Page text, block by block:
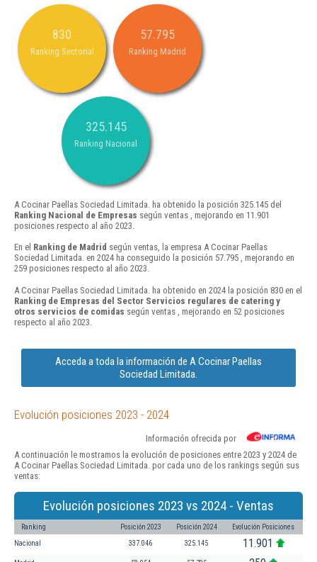
830
Ranking Sectorial
57.795
Ranking Madrid
325.145
Ranking Nacional
A Cocinar Paellas Sociedad Limitada. ha obtenido la posición 325.145 del
Ranking Nacional de Empresas según ventas , mejorando en 11.901
posiciones respecto al año 2023.
En el Ranking de Madrid según ventas, la empresa A Cocinar Paellas
Sociedad Limitada. en 2024 ha conseguido la posición 57.795 , mejorando en
259 posiciones respecto al año 2023.
A Cocinar Paellas Sociedad Limitada. ha obtenido en 2024 la posición 830 en el
Ranking de Empresas del Sector Servicios regulares de catering y
otros servicios de comidas según ventas , mejorando en 52 posiciones
respecto al año 2023.
Acceda a toda la información de A Cocinar Paellas
Sociedad Limitada.
Evolución posiciones 2023 - 2024
Información ofrecida por
A continuación le mostramos la evolución de posiciones entre 2023 y 2024 de
A Cocinar Paellas Sociedad Limitada. por cada uno de los rankings según sus
ventas:
Evolución posiciones 2023 vs 2024 - Ventas
Ranking Posición 2023 Posición 2024 Evolución Posiciones
Nacional 337.046 325.145 11.901